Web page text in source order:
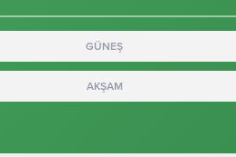
GÜNEŞ
AKŞAM